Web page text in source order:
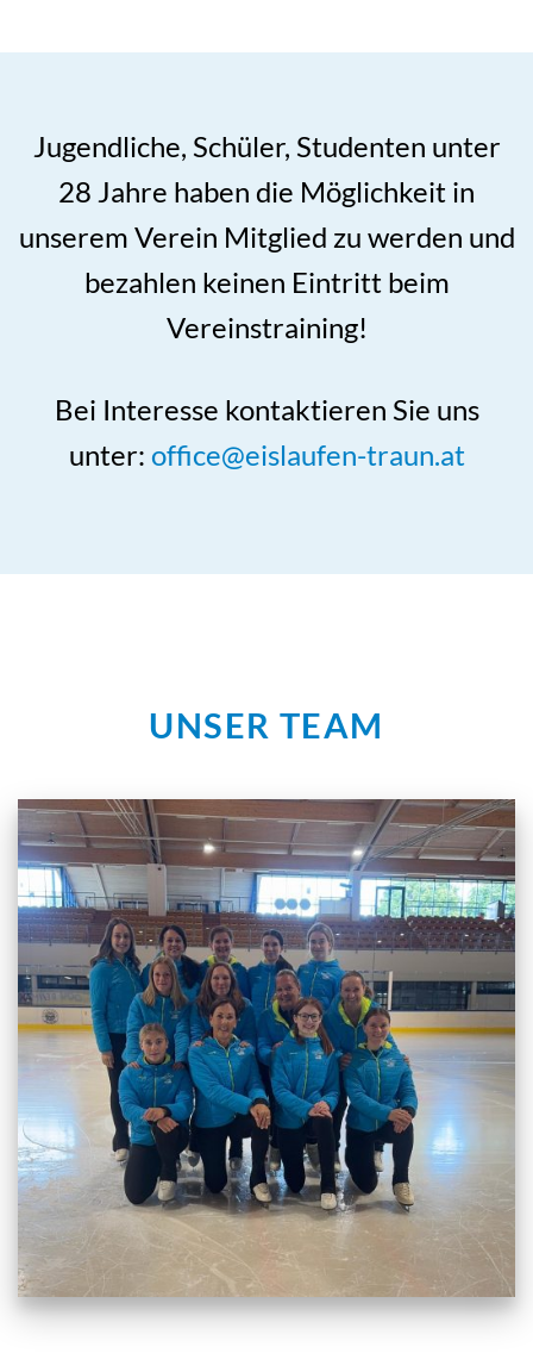
Jugendliche, Schüler, Studenten unter
28 Jahre haben die Möglichkeit in
unserem Verein Mitglied zu werden und
bezahlen keinen Eintritt beim
Vereinstraining!
Bei Interesse kontaktieren Sie uns
unter: office@eislaufen-traun.at
UNSER TEAM